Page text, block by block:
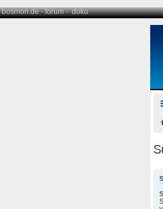
bosmon.de·forum·doku